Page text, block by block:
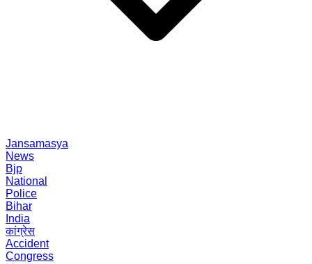
Jansamasya
News
Bjp
National
Police
Bihar
India
कांग्रेस
Accident
Congress